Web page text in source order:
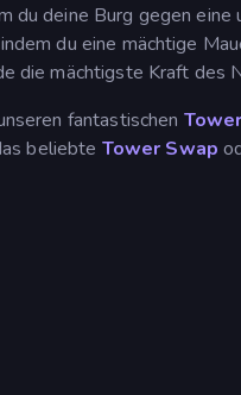
du deine Burg gegen eine
du eine mächtige
die mächtigste Kraft des
fantastischen
beliebte Tower Swap